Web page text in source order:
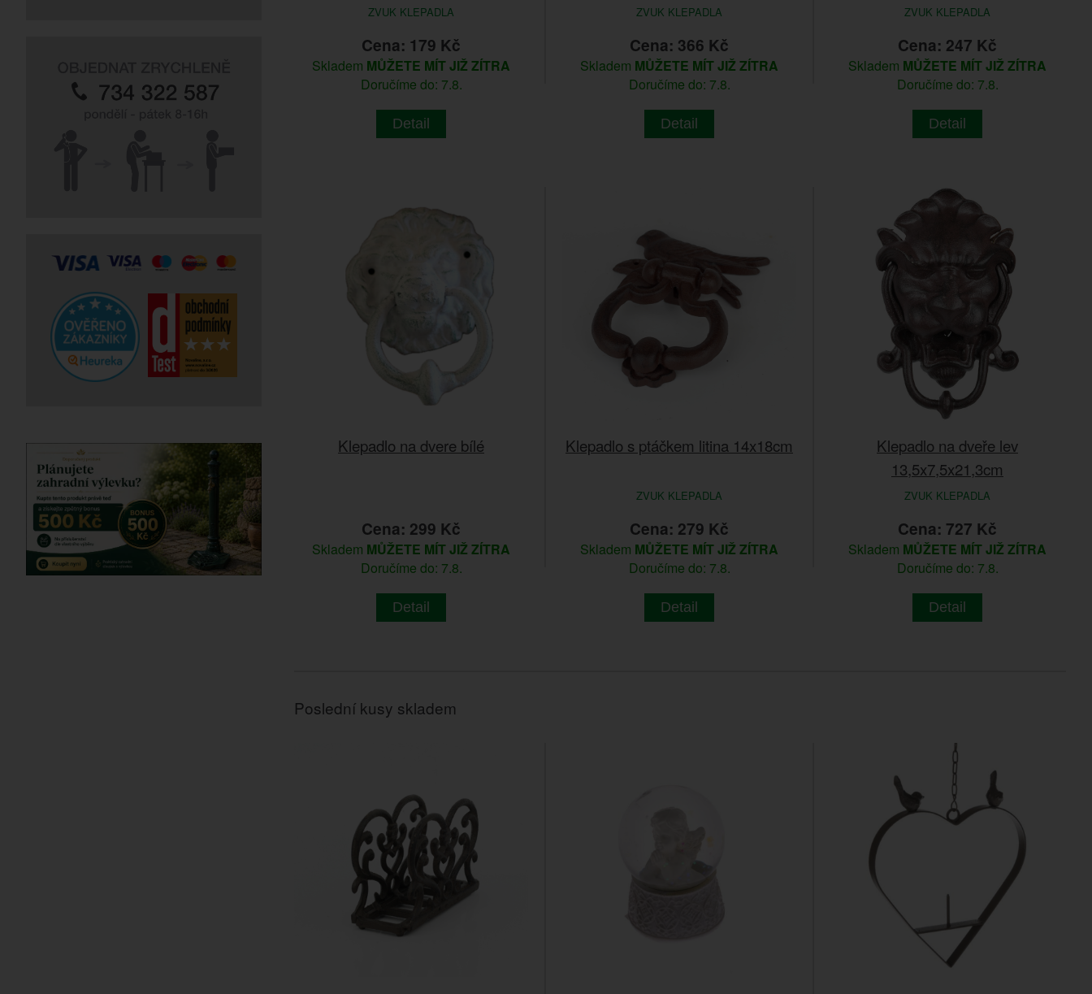
ZVUK KLEPADLA
Cena: 179 Kč
Skladem MŮŽETE MÍT JIŽ ZÍTRA
Doručíme do: 7.8.
Detail
ZVUK KLEPADLA
Cena: 366 Kč
Skladem MŮŽETE MÍT JIŽ ZÍTRA
Doručíme do: 7.8.
Detail
ZVUK KLEPADLA
Cena: 247 Kč
Skladem MŮŽETE MÍT JIŽ ZÍTRA
Doručíme do: 7.8.
Detail
Klepadlo na dvere bílé
Cena: 299 Kč
Skladem MŮŽETE MÍT JIŽ ZÍTRA
Doručíme do: 7.8.
Detail
Klepadlo s ptáčkem litina 14x18cm
ZVUK KLEPADLA
Cena: 279 Kč
Skladem MŮŽETE MÍT JIŽ ZÍTRA
Doručíme do: 7.8.
Detail
Klepadlo na dveře lev
13,5x7,5x21,3cm
ZVUK KLEPADLA
Cena: 727 Kč
Skladem MŮŽETE MÍT JIŽ ZÍTRA
Doručíme do: 7.8.
Detail
Poslední kusy skladem